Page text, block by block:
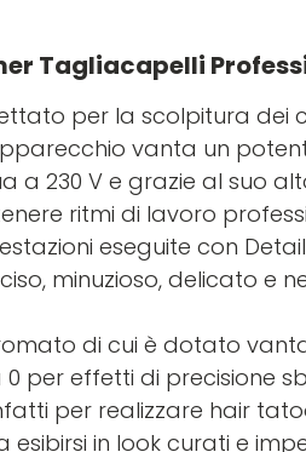
Tagliacapelli
per la scolpitura dei
vanta un
a 230 V e grazie al suo
ritmi di lavoro
eseguite con
minuzioso, delicato e
di cui è dotato
per effetti di precisione
per realizzare hair
in look curati e